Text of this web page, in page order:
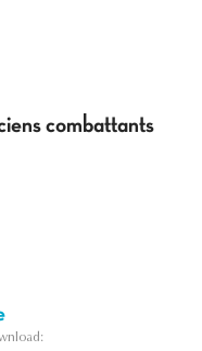
combattants